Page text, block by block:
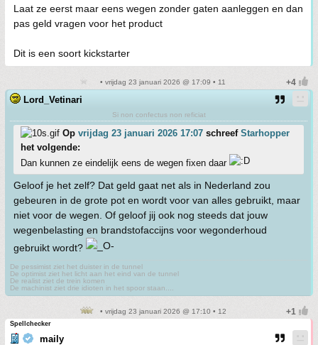
Laat ze eerst maar eens wegen zonder gaten aanleggen en dan
pas geld vragen voor het product
Dit is een soort kickstarter
• vrijdag 23 januari 2026 @ 17:09 • 11
Lord_Vetinari
Si non confectus non reficiat
Op vrijdag 23 januari 2026 17:07 schreef Starhopper
het volgende:
Dan kunnen ze eindelijk eens de wegen fixen daar
Geloof je het zelf? Dat geld gaat net als in Nederland zou
gebeuren in de grote pot en wordt voor van alles gebruikt, maar
niet voor de wegen. Of geloof jij ook nog steeds dat jouw
wegenbelasting en brandstofaccijns voor wegonderhoud
gebruikt wordt?
De pessimist ziet het duister in de tunnel
De optimist ziet het licht aan het eind van de tunnel
De realist ziet de trein komen
De machinist ziet drie idioten in het spoor staan....
• vrijdag 23 januari 2026 @ 17:10 • 12
Spellchecker
maily